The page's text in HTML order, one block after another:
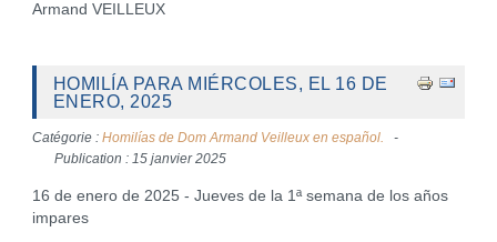
Armand VEILLEUX
HOMILÍA PARA MIÉRCOLES, EL 16 DE
ENERO, 2025
Catégorie : Homilías de Dom Armand Veilleux en español.
Publication : 15 janvier 2025
16 de enero de 2025 - Jueves de la 1ª semana de los años
impares